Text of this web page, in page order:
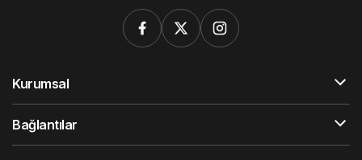
Kurumsal
Bağlantılar